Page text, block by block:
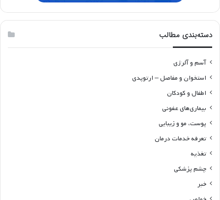
دسته‌بندی مطالب
آسم و آلرژی
استخوان و مفاصل – ارتوپدی
اطفال و کودکان
بیماری‌های عفونی
پوست، مو و زیبایی
تعرفه خدمات درمان
تغذیه
چشم پزشکی
خبر